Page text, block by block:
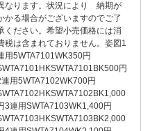
なります。状況により 納期が
かる場合がございますのでご了
ください。希望小売価格には消
税は含まれておりません。姿図1
用5WTA7101WK350円
円
用5WTA7102WK700円
3連用SWTA7103WK1,400円